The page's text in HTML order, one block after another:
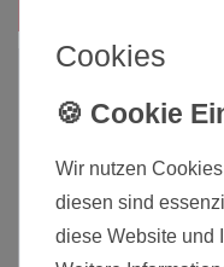
Cookies
Wir nutzen
diesen sind
diese Website und